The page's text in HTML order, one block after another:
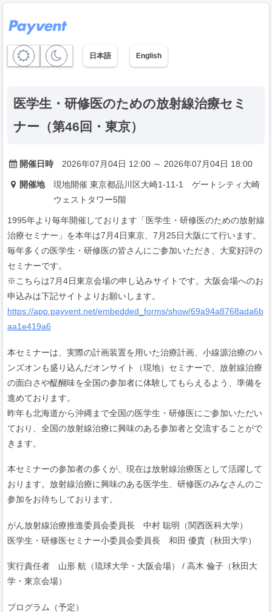
日本語 English
医学生・研修医のための放射線治療セミ
ナー（第46回・東京）
開催日時 2026年07月04日 12:00 ～ 2026年07月04日 18:00
開催地
現地開催 東京都品川区大崎1-11-1 ゲートシティ大崎
ウェストタワー5階
1995年より毎年開催しております「医学生・研修医のための放射線
治療セミナー」を本年は7月4日東京、7月25日大阪にて行います。
毎年多くの医学生・研修医の皆さんにご参加いただき、大変好評の
セミナーです。
※こちらは7月4日東京会場の申し込みサイトです。大阪会場へのお
申込みは下記サイトよりお願いします。
https://app.payvent.net/embedded_forms/show/69a94a8768ada6b
aa1e419a6
本セミナーは、実際の計画装置を用いた治療計画、小線源治療のハ
ンズオンも盛り込んだオンサイト（現地）セミナーで、放射線治療
の面白さや醍醐味を全国の参加者に体験してもらえるよう、準備を
進めております。
昨年も北海道から沖縄まで全国の医学生・研修医にご参加いただい
ており、全国の放射線治療に興味のある参加者と交流することがで
きます。
本セミナーの参加者の多くが、現在は放射線治療医として活躍して
おります。放射線治療に興味のある医学生、研修医のみなさんのご
参加をお待ちしております。
がん放射線治療推進委員会委員長 中村 聡明（関西医科大学）
医学生・研修医セミナー小委員会委員長 和田 優貴（秋田大学）
実行責任者 山形 航（琉球大学・大阪会場） / 高木 倫子（秋田大
学・東京会場）
プログラム（予定）